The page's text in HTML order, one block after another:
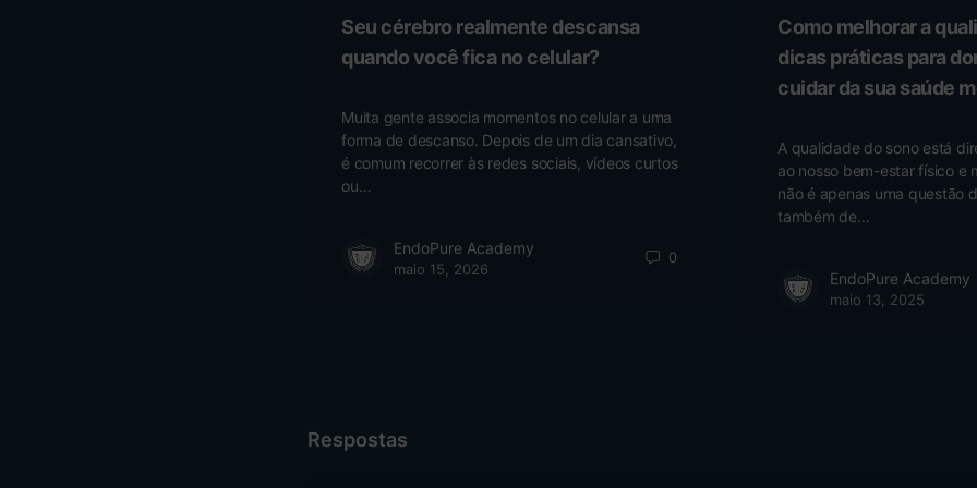
Seu cérebro realmente descansa
quando você fica no celular?
Muita gente associa momentos no celular a uma
forma de descanso. Depois de um dia cansativo,
é comum recorrer às redes sociais, vídeos curtos
ou…
EndoPure Academy
maio 15, 2026
0
Como melhorar a
dicas práticas para
cuidar da sua saúde
A qualidade do sono está
ao nosso bem-estar físico e
não é apenas uma questão
também de…
EndoPure Academy
maio 13, 2025
Respostas